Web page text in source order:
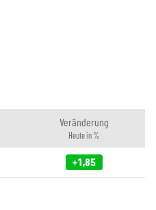
Veränderung
Heute in %
+1,85